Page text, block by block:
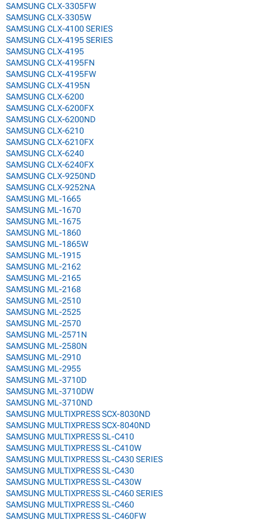
SAMSUNG CLX-3305FW
SAMSUNG CLX-3305W
SAMSUNG CLX-4100 SERIES
SAMSUNG CLX-4195 SERIES
SAMSUNG CLX-4195
SAMSUNG CLX-4195FN
SAMSUNG CLX-4195FW
SAMSUNG CLX-4195N
SAMSUNG CLX-6200
SAMSUNG CLX-6200FX
SAMSUNG CLX-6200ND
SAMSUNG CLX-6210
SAMSUNG CLX-6210FX
SAMSUNG CLX-6240
SAMSUNG CLX-6240FX
SAMSUNG CLX-9250ND
SAMSUNG CLX-9252NA
SAMSUNG ML-1665
SAMSUNG ML-1670
SAMSUNG ML-1675
SAMSUNG ML-1860
SAMSUNG ML-1865W
SAMSUNG ML-1915
SAMSUNG ML-2162
SAMSUNG ML-2165
SAMSUNG ML-2168
SAMSUNG ML-2510
SAMSUNG ML-2525
SAMSUNG ML-2570
SAMSUNG ML-2571N
SAMSUNG ML-2580N
SAMSUNG ML-2910
SAMSUNG ML-2955
SAMSUNG ML-3710D
SAMSUNG ML-3710DW
SAMSUNG ML-3710ND
SAMSUNG MULTIXPRESS SCX-8030ND
SAMSUNG MULTIXPRESS SCX-8040ND
SAMSUNG MULTIXPRESS SL-C410
SAMSUNG MULTIXPRESS SL-C410W
SAMSUNG MULTIXPRESS SL-C430 SERIES
SAMSUNG MULTIXPRESS SL-C430
SAMSUNG MULTIXPRESS SL-C430W
SAMSUNG MULTIXPRESS SL-C460 SERIES
SAMSUNG MULTIXPRESS SL-C460
SAMSUNG MULTIXPRESS SL-C460FW